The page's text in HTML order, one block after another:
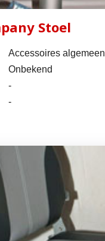
Stoel
Accessoires algemeen
Onbekend
-
-